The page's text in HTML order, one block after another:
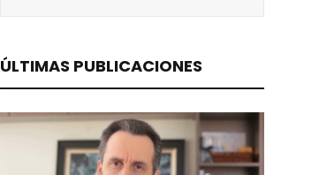
ÚLTIMAS PUBLICACIONES